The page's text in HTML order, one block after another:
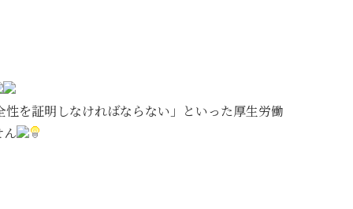
を証明しなければならない」といった厚生労働
ん